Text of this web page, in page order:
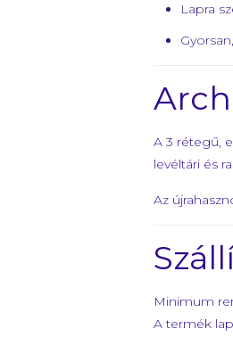
Lapra
A 3 rétegű,
levéltári és
Az
Minimum
A termék